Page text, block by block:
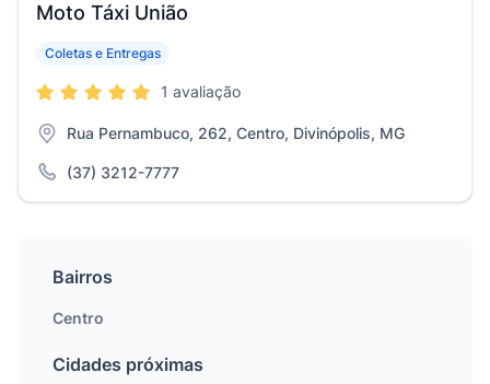
Moto Táxi União
Coletas e Entregas
1 avaliação
Rua Pernambuco, 262, Centro, Divinópolis, MG
(37) 3212-7777
Bairros
Centro
Cidades próximas